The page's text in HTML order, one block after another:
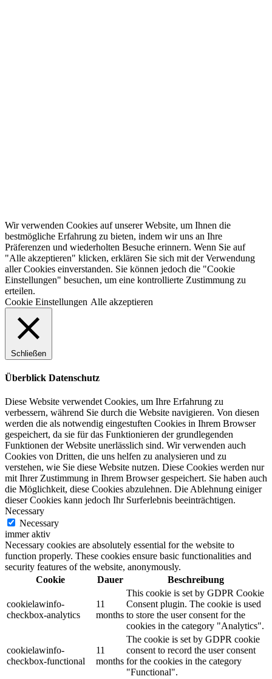
Wir verwenden Cookies auf unserer Website, um Ihnen die
bestmögliche Erfahrung zu bieten, indem wir uns an Ihre
Präferenzen und wiederholten Besuche erinnern. Wenn Sie auf
"Alle akzeptieren" klicken, erklären Sie sich mit der Verwendung
aller Cookies einverstanden. Sie können jedoch die "Cookie
Einstellungen" besuchen, um eine kontrollierte Zustimmung zu
erteilen.
Cookie Einstellungen Alle akzeptieren
Schließen
Überblick Datenschutz
Diese Website verwendet Cookies, um Ihre Erfahrung zu
verbessern, während Sie durch die Website navigieren. Von diesen
werden die als notwendig eingestuften Cookies in Ihrem Browser
gespeichert, da sie für das Funktionieren der grundlegenden
Funktionen der Website unerlässlich sind. Wir verwenden auch
Cookies von Dritten, die uns helfen zu analysieren und zu
verstehen, wie Sie diese Website nutzen. Diese Cookies werden nur
mit Ihrer Zustimmung in Ihrem Browser gespeichert. Sie haben auch
die Möglichkeit, diese Cookies abzulehnen. Die Ablehnung einiger
dieser Cookies kann jedoch Ihr Surferlebnis beeinträchtigen.
Necessary
Necessary
immer aktiv
Necessary cookies are absolutely essential for the website to
function properly. These cookies ensure basic functionalities and
security features of the website, anonymously.
Cookie
Dauer Beschreibung
cookielawinfo-
checkbox-analytics
11
months
This cookie is set by GDPR Cookie
Consent plugin. The cookie is used
to store the user consent for the
cookies in the category "Analytics".
cookielawinfo-
checkbox-functional
11
months
The cookie is set by GDPR cookie
consent to record the user consent
for the cookies in the category
"Functional".